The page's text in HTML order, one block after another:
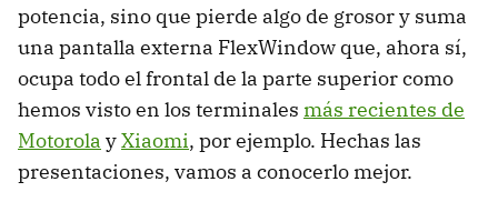
potencia, sino que pierde algo de grosor y suma
una pantalla externa FlexWindow que, ahora sí,
ocupa todo el frontal de la parte superior como
hemos visto en los terminales más recientes de
Motorola yXiaomi, por ejemplo. Hechas las
presentaciones, vamos a conocerlo mejor.